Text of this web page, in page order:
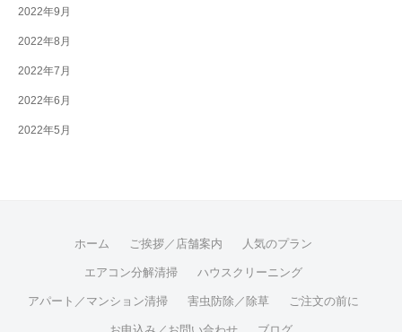
2022年9月
2022年8月
2022年7月
2022年6月
2022年5月
ホーム ご挨拶／店舗案内 人気のプラン
エアコン分解清掃 ハウスクリーニング
アパート／マンション清掃 害虫防除／除草 ご注文の前に